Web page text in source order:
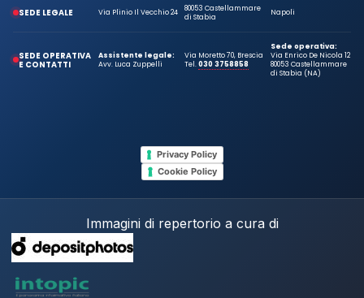
SEDE LEGALE Via Plinio Il Vecchio 24
80053 Castellammare
di Stabia
Napoli
SEDE OPERATIVA
E CONTATTI
Assistente legale:
Avv. Luca Zuppelli
Via Moretto 70, Brescia
Tel.030 3758858
Sede operativa:
Via Enrico De Nicola 12
80053 Castellammare
di Stabia (NA)
Privacy Policy
Cookie Policy
Immagini di repertorio a cura di